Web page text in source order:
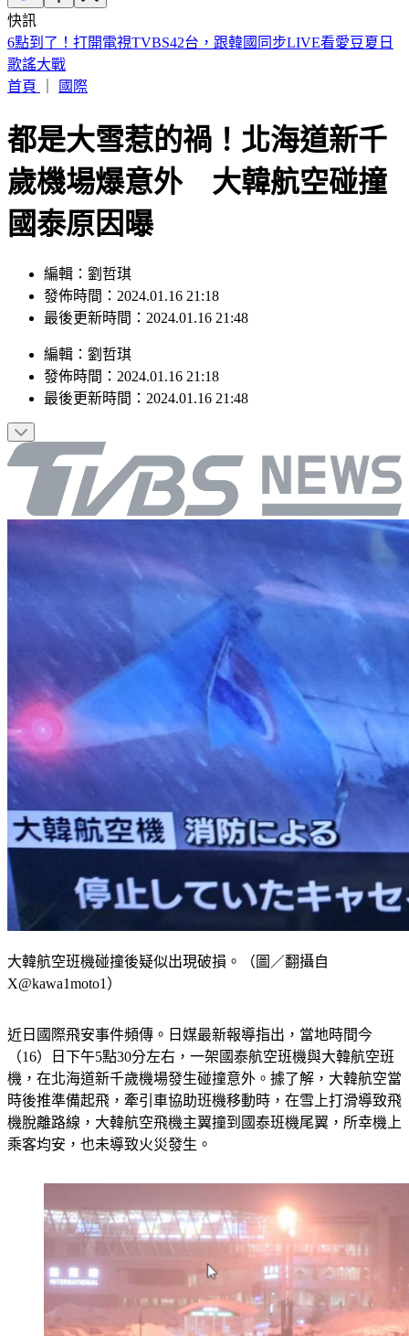
快訊
詐團下重本「先發薪」再收割 打工女領薪2個月反倒貼50萬
首頁｜ 國際
都是大雪惹的禍！北海道新千
歲機場爆意外 大韓航空碰撞
國泰原因曝
發佈時間：2024.01.16 21:18
最後更新時間：2024.01.16 21:48
發佈時間：2024.01.16 21:18
最後更新時間：2024.01.16 21:48
X@kawa1moto1）
（16）日下午5點30分左右，一架國泰航空班機與大韓航空班
機，在北海道新千歲機場發生碰撞意外。據了解，大韓航空當
時後推準備起飛，牽引車協助班機移動時，在雪上打滑導致飛
機脫離路線，大韓航空飛機主翼撞到國泰班機尾翼，所幸機上
乘客均安，也未導致火災發生。